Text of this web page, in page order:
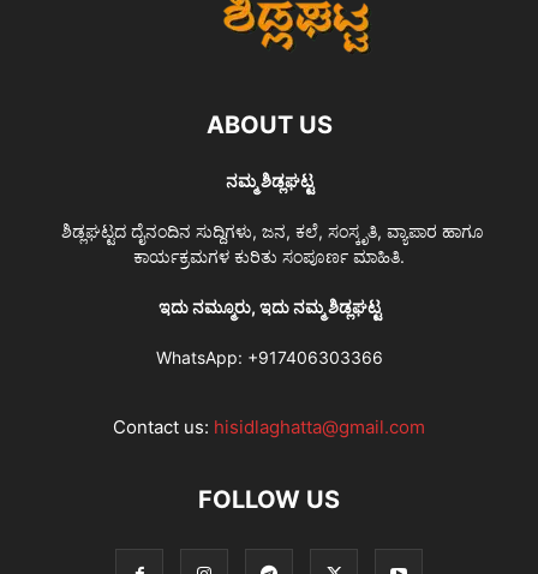
ABOUT US
ನಮ್ಮ ಶಿಡ್ಲಘಟ್ಟ
ಶಿಡ್ಲಘಟ್ಟದ ದೈನಂದಿನ ಸುದ್ದಿಗಳು, ಜನ, ಕಲೆ, ಸಂಸ್ಕೃತಿ, ವ್ಯಾಪಾರ ಹಾಗೂ
ಕಾರ್ಯಕ್ರಮಗಳ ಕುರಿತು ಸಂಪೂರ್ಣ ಮಾಹಿತಿ.
ಇದು ನಮ್ಮೂರು, ಇದು ನಮ್ಮ ಶಿಡ್ಲಘಟ್ಟ
WhatsApp: +917406303366
Contact us: hisidlaghatta@gmail.com
FOLLOW US